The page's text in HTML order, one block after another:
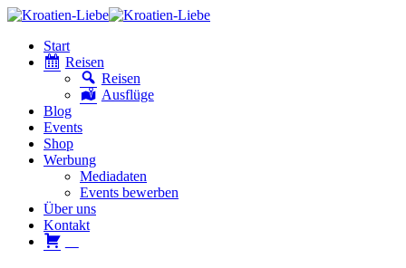
Start
Reisen
Reisen
Ausflüge
Blog
Events
Shop
Werbung
Mediadaten
Events bewerben
Über uns
Kontakt